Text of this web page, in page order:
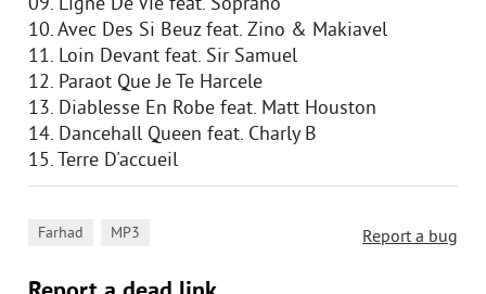
10. Avec Des Si Beuz feat. Zino & Makiavel
11. Loin Devant feat. Sir Samuel
12. Paraоt Que Je Te Harcele
13. Diablesse En Robe feat. Matt Houston
14. Dancehall Queen feat. Charly B
15. Terre D'accueil
Report a bug
Farhad MP3